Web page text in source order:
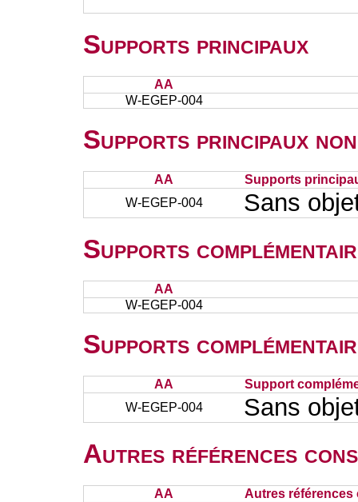
Supports principaux
AA
W-EGEP-004
Supports principaux
AA
Supports
W-EGEP-004
Sans
Supports
AA
W-EGEP-004
Supports
AA
Support
W-EGEP-004
Sans
Autres références
AA Autres références